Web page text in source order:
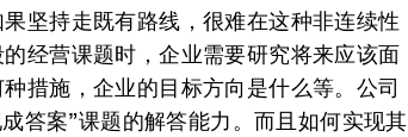
坚持走既有路线，很难在这种非连续性
经营课题时，企业需要研究将来应该面
措施，企业的目标方向是什么等。公司
答案”课题的解答能力。而且如何实现其